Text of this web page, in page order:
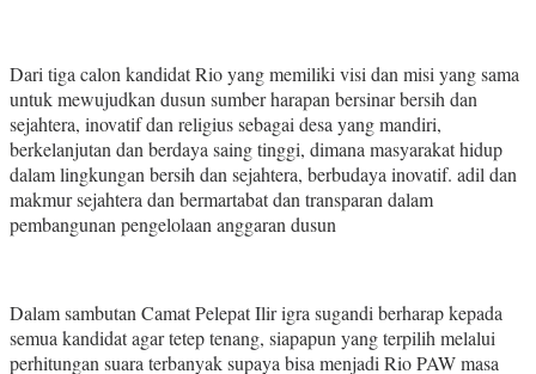
Dari tiga calon kandidat Rio yang memiliki visi dan misi yang sama
untuk mewujudkan dusun sumber harapan bersinar bersih dan
sejahtera, inovatif dan religius sebagai desa yang mandiri,
berkelanjutan dan berdaya saing tinggi, dimana masyarakat hidup
dalam lingkungan bersih dan sejahtera, berbudaya inovatif. adil dan
makmur sejahtera dan bermartabat dan transparan dalam
pembangunan pengelolaan anggaran dusun
Dalam sambutan Camat Pelepat Ilir igra sugandi berharap kepada
semua kandidat agar tetep tenang, siapapun yang terpilih melalui
perhitungan suara terbanyak supaya bisa menjadi Rio PAW masa